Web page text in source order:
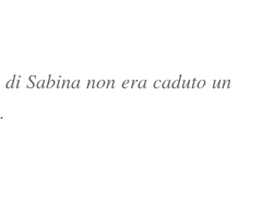
Sabina non era caduto un